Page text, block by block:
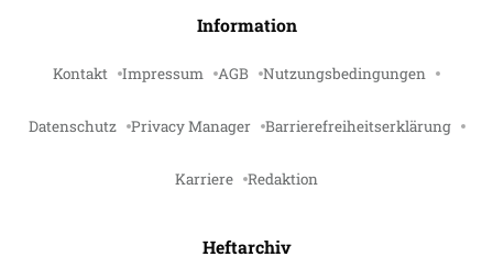
Information
Kontakt Impressum AGB Nutzungsbedingungen
Datenschutz Privacy Manager Barrierefreiheitserklärung
Karriere Redaktion
Heftarchiv